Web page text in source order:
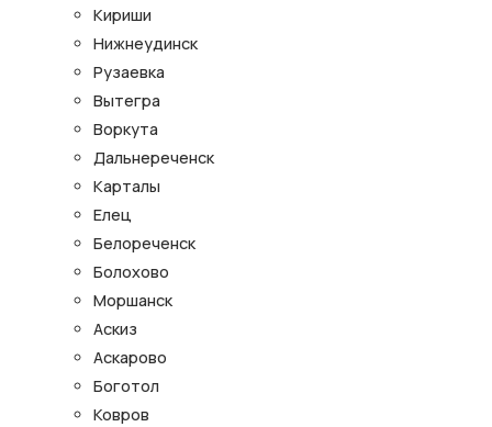
Кириши
Нижнеудинск
Рузаевка
Вытегра
Воркута
Дальнереченск
Карталы
Елец
Белореченск
Болохово
Моршанск
Аскиз
Аскарово
Боготол
Ковров